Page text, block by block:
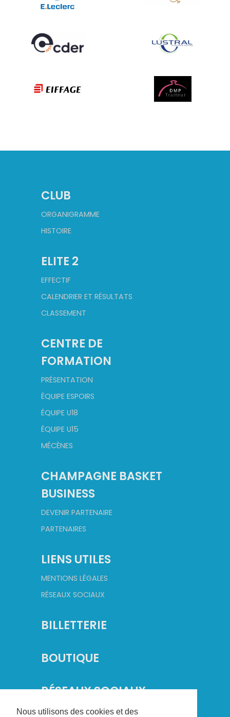
Nous utilisons des cookies et des
CLUB
ORGANIGRAMME
HISTOIRE
ELITE 2
EFFECTIF
CALENDRIER ET RÉSULTATS
CLASSEMENT
CENTRE DE
FORMATION
PRÉSENTATION
ÉQUIPE ESPOIRS
ÉQUIPE U18
ÉQUIPE U15
MÉCÈNES
CHAMPAGNE BASKET
BUSINESS
DEVENIR PARTENAIRE
PARTENAIRES
LIENS UTILES
MENTIONS LÉGALES
RÉSEAUX SOCIAUX
BILLETTERIE
BOUTIQUE
RÉSEAUX SOCIAUX